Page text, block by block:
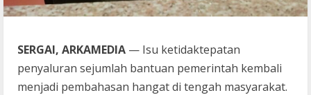
SERGAI, ARKAMEDIA — Isu ketidaktepatan
penyaluran sejumlah bantuan pemerintah kembali
menjadi pembahasan hangat di tengah masyarakat.